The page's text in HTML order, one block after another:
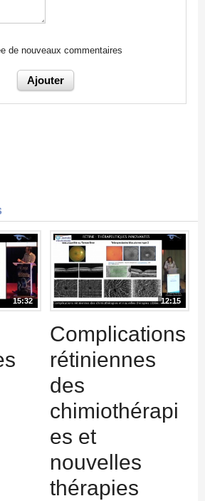
15:32 12:15
Complications
rétiniennes
des
chimiothérapi
es et
nouvelles
thérapies
de nouveaux commentaires